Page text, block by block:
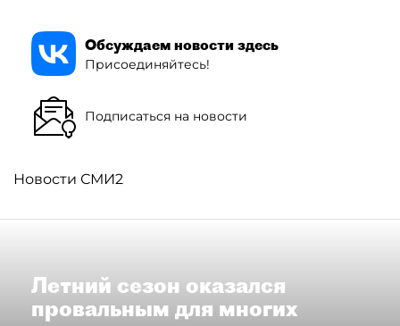
Обсуждаем новости здесь
Присоединяйтесь!
Подписаться на новости
Новости СМИ2
Летний сезон оказался
провальным для многих